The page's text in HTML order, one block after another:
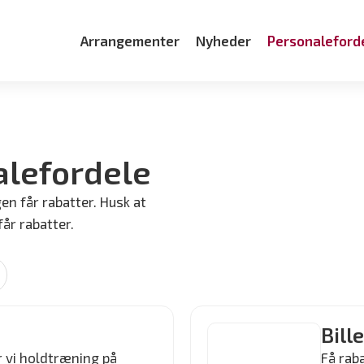
Arrangementer Nyheder
får rabatter. Husk at
rabatter.
vi holdtræning på
Få